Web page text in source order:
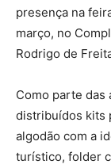
presença na
março, no
Rodrigo de
Como parte das
distribuídos kits
algodão com a
turístico, folder